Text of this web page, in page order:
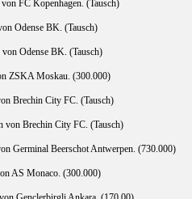
FC Kopenhagen. (Tausch)
Odense BK. (Tausch)
Odense BK. (Tausch)
ZSKA Moskau. (300.000)
Brechin City FC. (Tausch)
von Brechin City FC. (Tausch)
Germinal Beerschot Antwerpen. (730.000)
AS Monaco. (300.000)